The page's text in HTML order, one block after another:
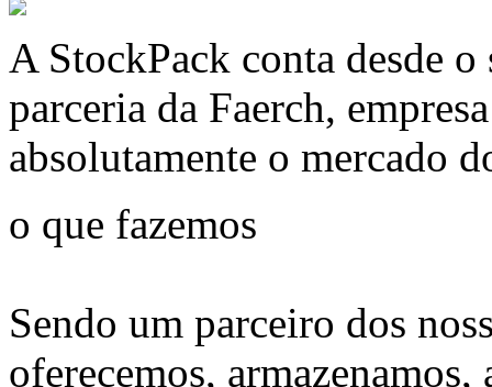
A StockPack conta desde
parceria da Faerch,
absolutamente o mercado
o que fazemos
Sendo um parceiro dos
oferecemos, armazenamos,